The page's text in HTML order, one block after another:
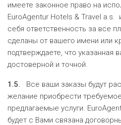
имеете законное право на
EuroAgentur Hotels & Travel a.s.
себя ответственность за все
сделаны от вашего имени или
подтверждаете, что указанная
достоверной и точной.
1.5. Все ваши заказы будут
желание приобрести
предлагаемые услуги.
будет с Вами связана